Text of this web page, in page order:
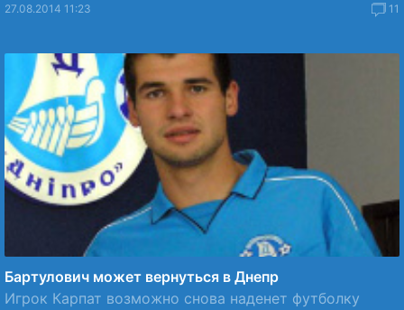
27.08.2014 11:23 11
Бартулович может вернуться в Днепр
Игрок Карпат возможно снова наденет футболку